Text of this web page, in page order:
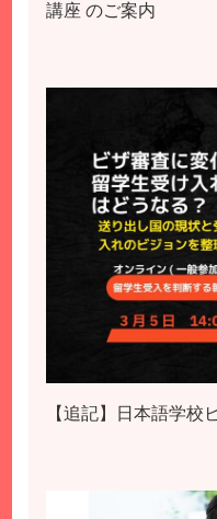
講座 のご案内
【追記】日本語学校